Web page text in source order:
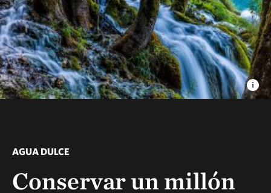
AGUA DULCE
Conservar un millón